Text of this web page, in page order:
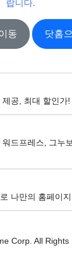
랍니다.
동 닷홈
공, 최대 할인가
드프레스, 그누
나만의 홈페이
Corp. All Rights